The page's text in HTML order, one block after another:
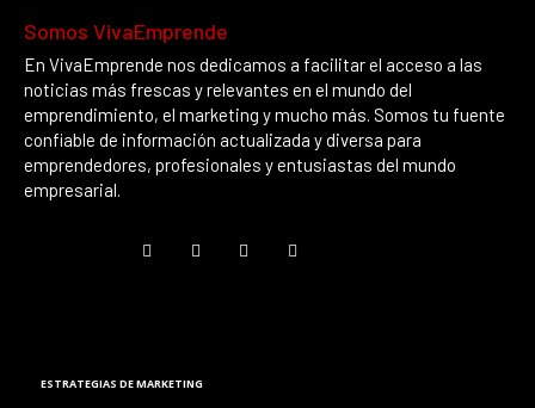
Somos VivaEmprende
En VivaEmprende nos dedicamos a facilitar el acceso a las
noticias más frescas y relevantes en el mundo del
emprendimiento, el marketing y mucho más. Somos tu fuente
confiable de información actualizada y diversa para
emprendedores, profesionales y entusiastas del mundo
empresarial.
ESTRATEGIAS DE MARKETING